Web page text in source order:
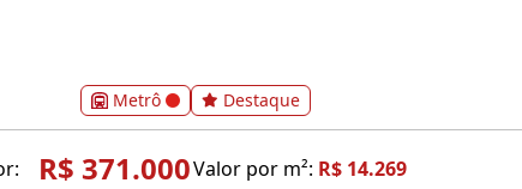
Metrô Destaque
R$ 371.000Valor por m²: R$ 14.269